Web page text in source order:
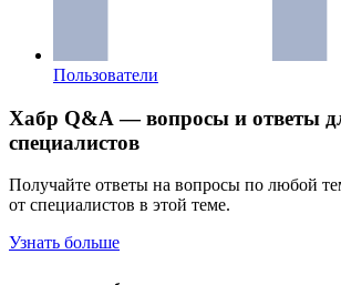
Пользователи
Хабр Q&A — вопросы и ответы
специалистов
Получайте ответы на вопросы по любой
от специалистов в этой теме.
Узнать больше